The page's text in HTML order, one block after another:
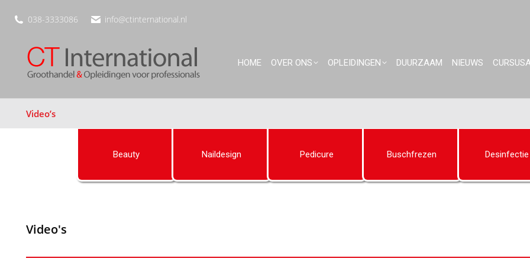
038-3333086 info@ctinternational.nl
HOME OVER ONS OPLEIDINGEN DUURZAAM NIEUWS
Video’s
Beauty Naildesign Pedicure Buschfrezen Desinfectie
Video's